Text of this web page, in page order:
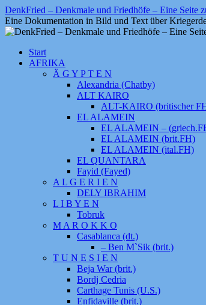
Zum
Inhalt
springen
DenkFried – Denkmale und Friedhöfe – Eine Seite
Eine Dokumentation in Bild und Text über
Start
AFRIKA
Ä G Y P T E N
Alexandria (Chatby)
ALT KAIRO
ALT-KAIRO (britischer
EL ALAMEIN
EL ALAMEIN –
EL ALAMEIN (brit.FH)
EL ALAMEIN (ital.FH)
EL QUANTARA
Fayid (Fayed)
A L G E R I E N
DELY IBRAHIM
L I B Y E N
Tobruk
M A R O K K O
Casablanca (dt.)
– Ben M`Sik (brit.)
T U N E S I E N
Beja War (brit.)
Bordj Cedria
Carthage Tunis (U.S.)
Enfidaville (brit.)